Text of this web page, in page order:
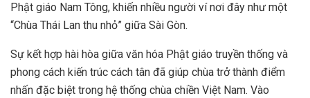
Phật giáo Nam Tông, khiến nhiều người ví nơi đây như một
“Chùa Thái Lan thu nhỏ” giữa Sài Gòn.
Sự kết hợp hài hòa giữa văn hóa Phật giáo truyền thống và
phong cách kiến trúc cách tân đã giúp chùa trở thành điểm
nhấn đặc biệt trong hệ thống chùa chiền Việt Nam. Vào